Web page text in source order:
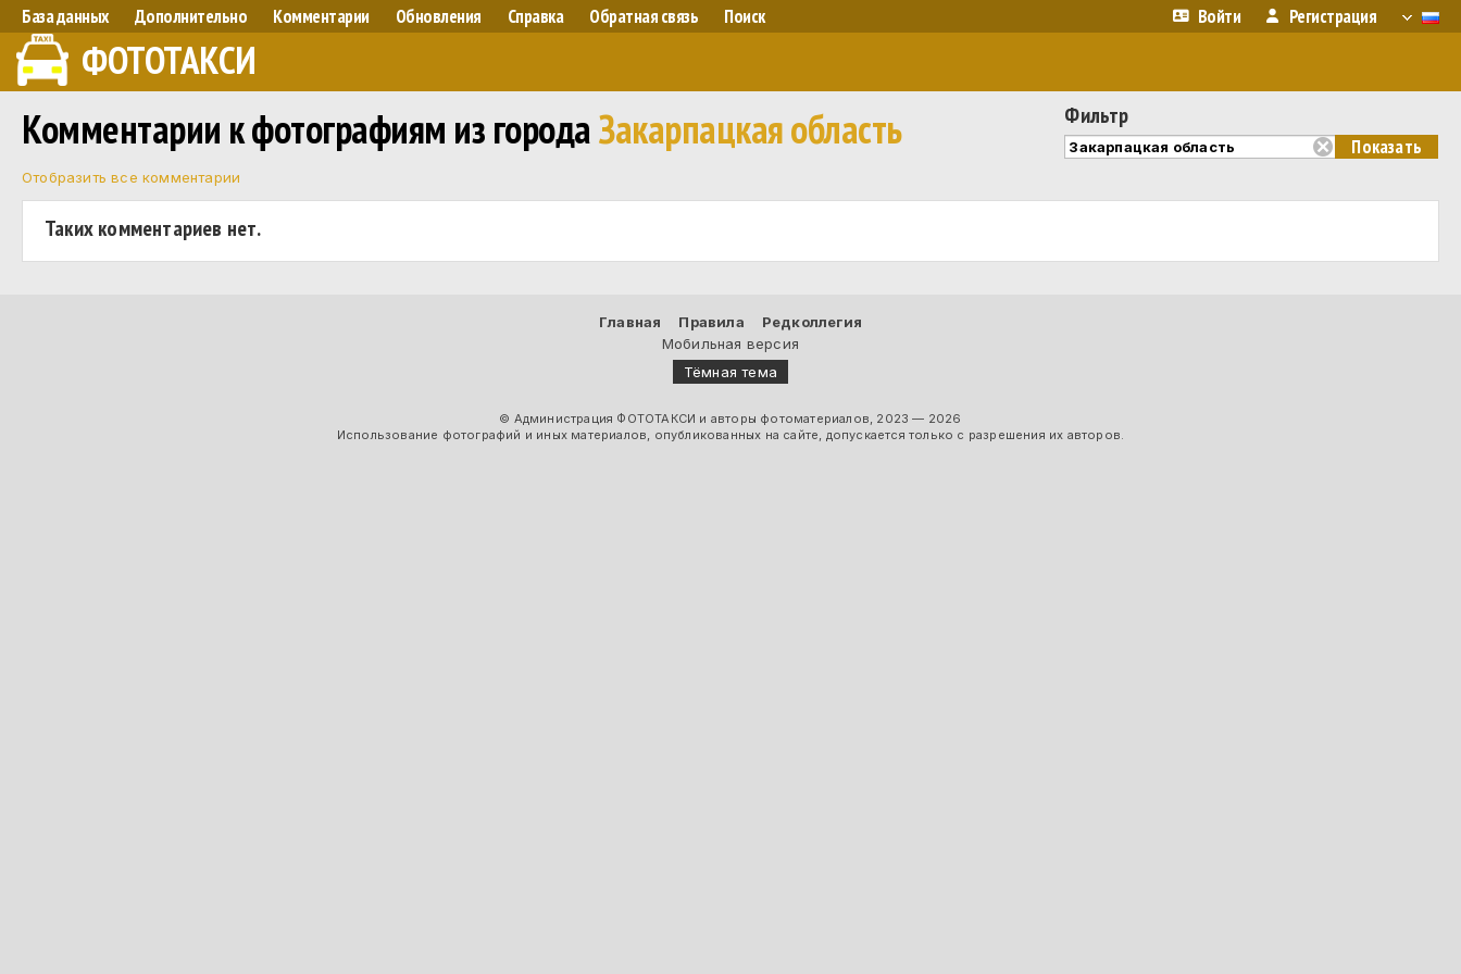
База данных Дополнительно Комментарии Обновления Справка Обратная связь Поиск Войти Регистрация
ФОТОТАКСИ
Комментарии к фотографиям из городаЗакарпацкая область Фильтр
Отобразить все комментарии
Таких комментариев нет.
Главная Правила
Редколлегия
Мобильная версия
Тёмная тема
© Администрация ФОТОТАКСИ и авторы фотоматериалов, 2023 — 2026
Использование фотографий и иных материалов, опубликованных на сайте, допускается только с разрешения их авторов.